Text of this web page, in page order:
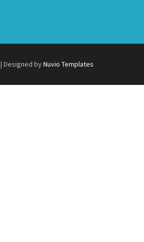
| Designed byNuvio Templates